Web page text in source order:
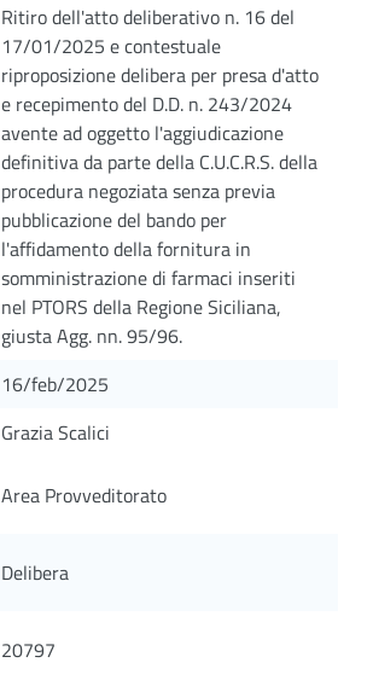
Ritiro dell'atto deliberativo n. 16 del
17/01/2025 e contestuale
riproposizione delibera per presa d'atto
e recepimento del D.D. n. 243/2024
avente ad oggetto l'aggiudicazione
definitiva da parte della C.U.C.R.S. della
procedura negoziata senza previa
pubblicazione del bando per
l'affidamento della fornitura in
somministrazione di farmaci inseriti
nel PTORS della Regione Siciliana,
giusta Agg. nn. 95/96.
16/feb/2025
Grazia Scalici
Area Provveditorato
Delibera
20797